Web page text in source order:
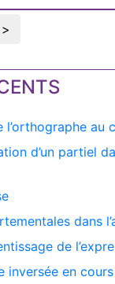
d’un partiel
dans
de
inversée en